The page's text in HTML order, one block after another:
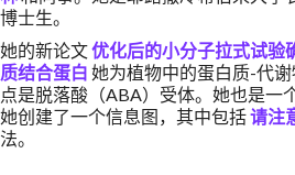
博士生。
她的新论文优化后的小分子拉式试验
质结合蛋白 她为植物中的蛋白质-代
点是脱落酸（ABA）受体。她也是一
她创建了一个信息图，其中包括请注
法。